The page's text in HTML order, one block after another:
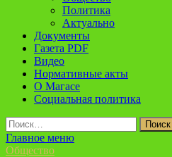
Политика
Актуально
Документы
Газета PDF
Видео
Нормативные акты
О Магасе
Социальная политика
Найти:
Главное меню
Общество